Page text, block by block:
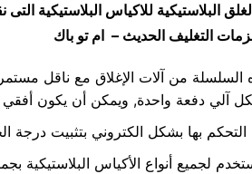
البلاستيكية للاكياس البلاستيكية
التغليف الحديث – ام تو باك
السلسلة من آلات الإغلاق مع ناقل
آلي دفعة واحدة, ويمكن أن يكون
التحكم بها بشكل الكتروني بتثبيت درجة
لجميع أنواع الأكياس البلاستيكية